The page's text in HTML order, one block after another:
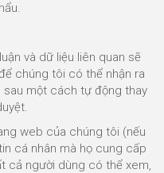
và dữ liệu liên quan sẽ
chúng tôi có thể nhận ra
sau một cách tự động thay
web của chúng tôi (nếu
cá nhân mà họ cung cấp
cả người dùng có thể xem,